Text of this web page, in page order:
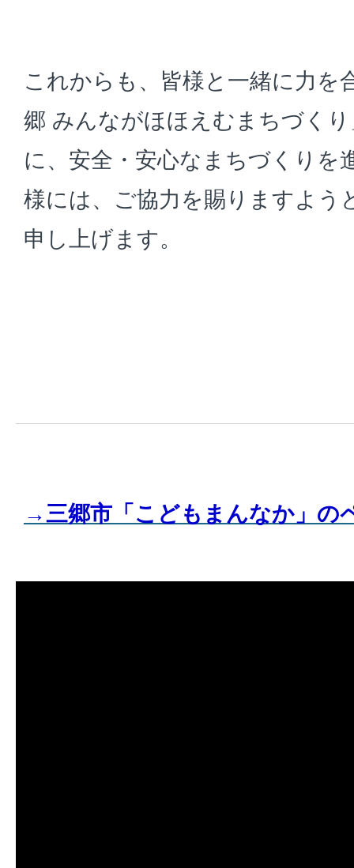
これからも、皆様と一緒に力を
郷 みんながほほえむまちづく
に、安全・安心なまちづくりを
様には、ご協力を賜りますよう
申し上げます。
→三郷市「こどもまんなか」の